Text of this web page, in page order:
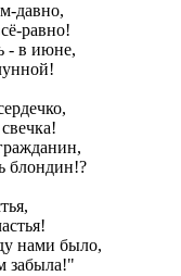
давно,
равно!
- в июне,
блондин!?
нами было,
забыла!"